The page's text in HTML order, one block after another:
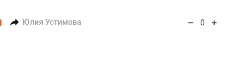
Юлия Устимова
0